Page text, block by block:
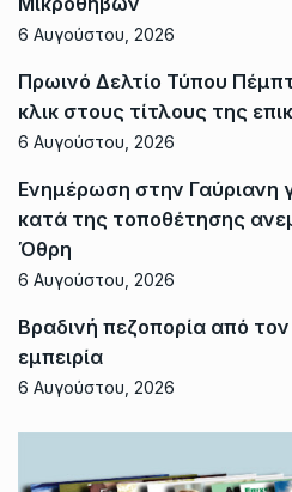
6 Αυγούστου, 2026
Πρωινό Δελτίο Τύπου
κλικ στους τίτλους της
6 Αυγούστου, 2026
Ενημέρωση στην Γαύριανη
κατά της τοποθέτησης
Όθρη
6 Αυγούστου, 2026
Βραδινή πεζοπορία από
εμπειρία
6 Αυγούστου, 2026